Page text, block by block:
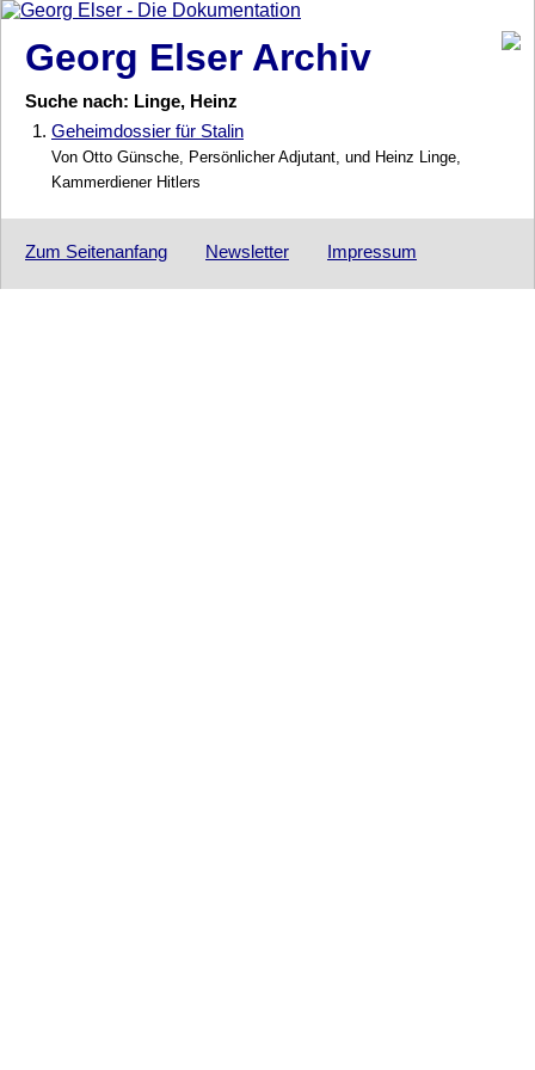
Georg Elser Archiv
Suche nach: Linge, Heinz
1. Geheimdossier für Stalin
Von Otto Günsche, Persönlicher Adjutant, und Heinz Linge,
Kammerdiener Hitlers
Zum Seitenanfang Newsletter Impressum